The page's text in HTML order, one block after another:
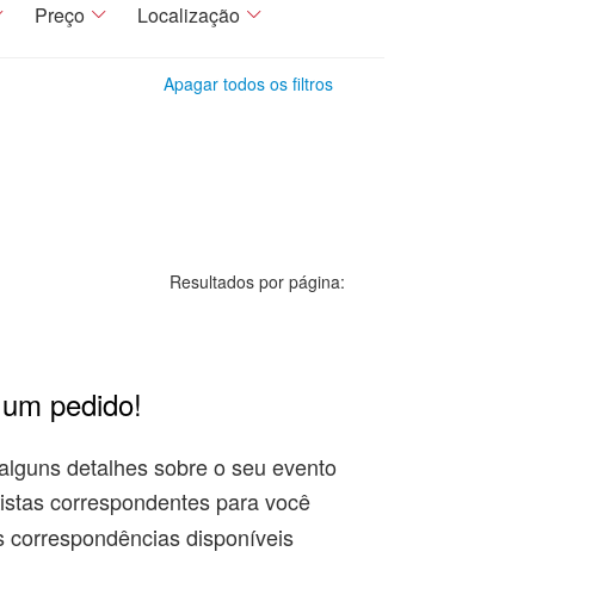
Preço Localização
Apagar todos os filtros
Resultados por página:
pedido!
detalhes sobre o seu evento
correspondentes para você
disponíveis